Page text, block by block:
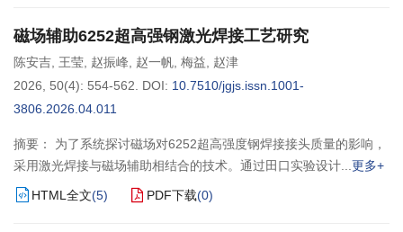
磁场辅助6252超高强钢激光焊接工艺研究
陈安吉, 王莹, 赵振峰, 赵一帆, 梅益, 赵津
2026, 50(4): 554-562. DOI: 10.7510/jgjs.issn.1001-
3806.2026.04.011
摘要： 为了系统探讨磁场对6252超高强度钢焊接接头质量的影响，
采用激光焊接与磁场辅助相结合的技术。通过田口实验设计
更多+
HTML全文(5) PDF下载(0)